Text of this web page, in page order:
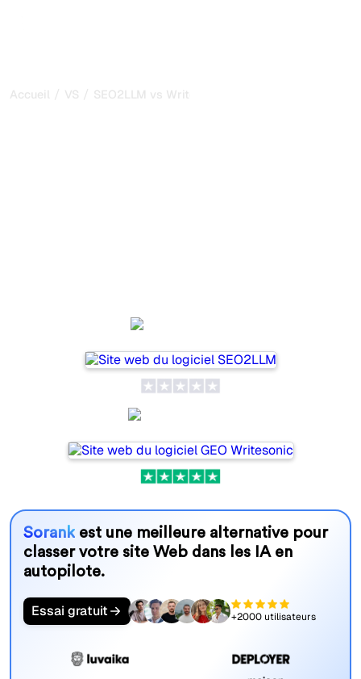
Accueil / VS / SEO2LLM vs Writesonic
Sorankest une meilleure alternative pour
classer votre site Web dans les IA en
autopilote.
Essai gratuit +2000 utilisateurs